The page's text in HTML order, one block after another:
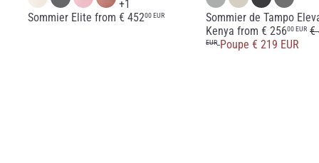
+1
Sommier Elite from € 45200 EUR
Sommier de Tampo
Kenya from € 25600 EUR P
€
EUR Poupe € 219 EUR